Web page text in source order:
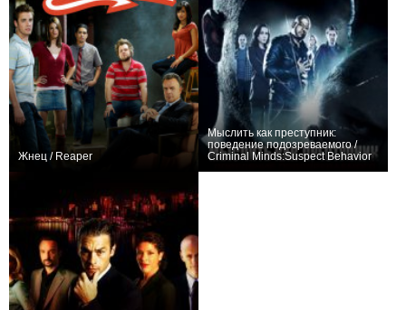
Жнец / Reaper
Мыслить как преступник:
поведение подозреваемого /
Criminal Minds:Suspect Behavior